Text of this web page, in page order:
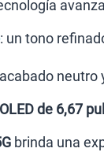
: un tono
neutro
de 6,67
brinda una